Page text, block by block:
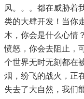
风。。。都在威胁着
类的大肆开发！当你
木，你会是什么心情
愤怒，你会去阻止，
个世界无时无刻都在
烟，纷飞的战火，正
失去了大自然，我们